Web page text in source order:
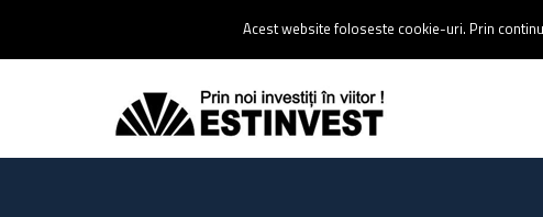
0237 238 900 |Email :contact@estinvest.ro
Acest website foloseste cookie-uri. Prin